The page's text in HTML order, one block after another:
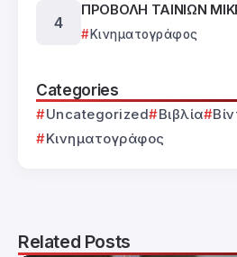
ΠΡΟΒΟΛΗ ΤΑΙΝΙΩΝ
Κινηματογράφος
Categories
Uncategorized Βιβλία
Κινηματογράφος
Related Posts